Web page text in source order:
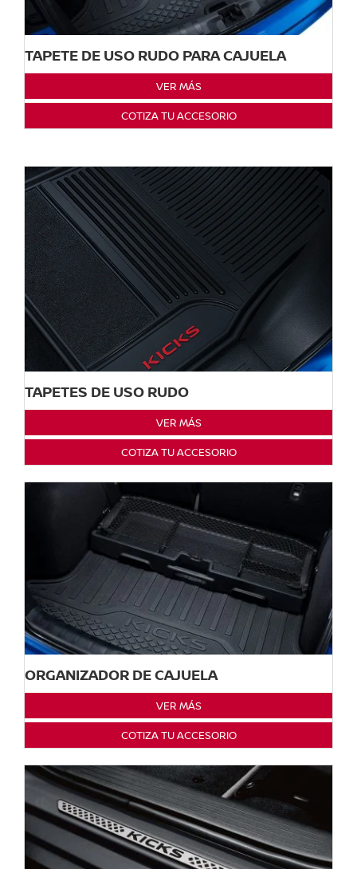
TAPETE DE USO RUDO PARA CAJUELA
VER MÁS
COTIZA TU ACCESORIO
TAPETES DE USO RUDO
VER MÁS
COTIZA TU ACCESORIO
ORGANIZADOR DE CAJUELA
VER MÁS
COTIZA TU ACCESORIO